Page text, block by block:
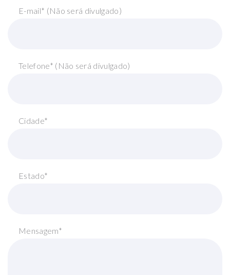
E-mail* (Não será divulgado)
Telefone* (Não será divulgado)
Cidade*
Estado*
Mensagem*